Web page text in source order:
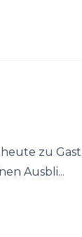
zu
Ausbli...